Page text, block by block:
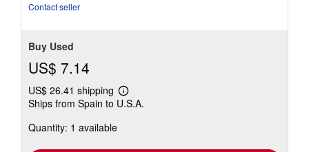
Contact seller
Buy Used
US$ 7.14
US$ 26.41 shipping
Learn
more
Ships from Spain to U.S.A.
Quantity: 1 available